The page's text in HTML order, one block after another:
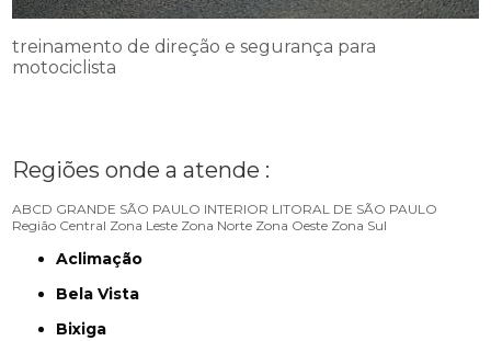
treinamento de direção e segurança para
motociclista
Regiões onde a atende :
ABCD GRANDE SÃO PAULO INTERIOR LITORAL DE SÃO PAULO
Região Central Zona Leste Zona Norte Zona Oeste Zona Sul
Aclimação
Bela Vista
Bixiga